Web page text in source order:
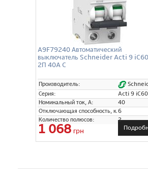
A9F79240 Автоматический
выключатель Schneider Acti 9
2П 40A C
Производитель:
Серия:
Acti 9 iC60
Номинальный ток, А:
40
Отключающая способность, кА:
6
Количество полюсов:
2
1 068 грн